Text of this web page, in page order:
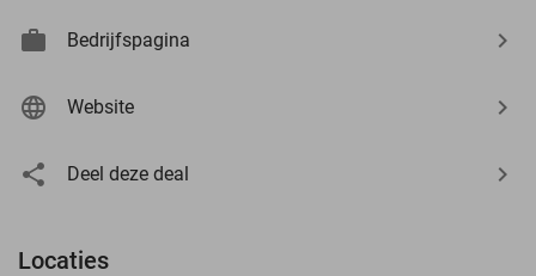
Bedrijfspagina
Website
Deel deze deal
Locaties